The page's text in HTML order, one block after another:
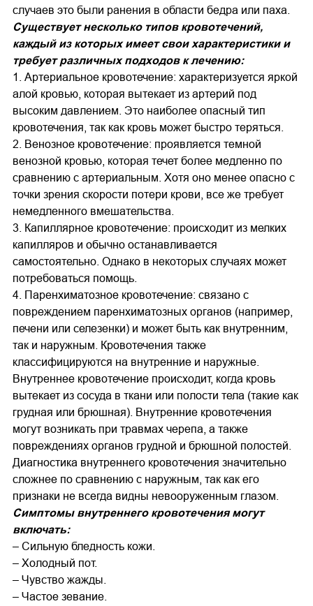
случаев это были ранения в области бедра или паха.
Существует несколько типов кровотечений,
каждый из которых имеет свои характеристики и
требует различных подходов к лечению:
1. Артериальное кровотечение: характеризуется яркой
алой кровью, которая вытекает из артерий под
высоким давлением. Это наиболее опасный тип
кровотечения, так как кровь может быстро теряться.
2. Венозное кровотечение: проявляется темной
венозной кровью, которая течет более медленно по
сравнению с артериальным. Хотя оно менее опасно с
точки зрения скорости потери крови, все же требует
немедленного вмешательства.
3. Капиллярное кровотечение: происходит из мелких
капилляров и обычно останавливается
самостоятельно. Однако в некоторых случаях может
потребоваться помощь.
4. Паренхиматозное кровотечение: связано с
повреждением паренхиматозных органов (например,
печени или селезенки) и может быть как внутренним,
так и наружным. Кровотечения также
классифицируются на внутренние и наружные.
Внутреннее кровотечение происходит, когда кровь
вытекает из сосуда в ткани или полости тела (такие как
грудная или брюшная). Внутренние кровотечения
могут возникать при травмах черепа, а также
повреждениях органов грудной и брюшной полостей.
Диагностика внутреннего кровотечения значительно
сложнее по сравнению с наружным, так как его
признаки не всегда видны невооруженным глазом.
Симптомы внутреннего кровотечения могут
включать:
– Сильную бледность кожи.
– Холодный пот.
– Чувство жажды.
– Частое зевание.